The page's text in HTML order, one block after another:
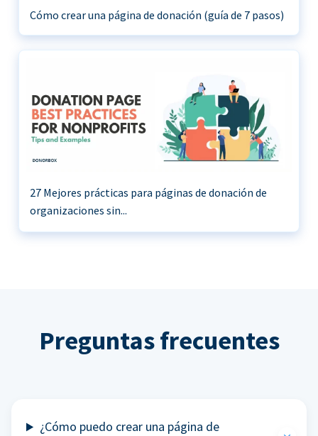
Cómo crear una página de donación (guía de 7 pasos)
27 Mejores prácticas para páginas de donación de
organizaciones sin...
Preguntas frecuentes
¿Cómo puedo crear una página de